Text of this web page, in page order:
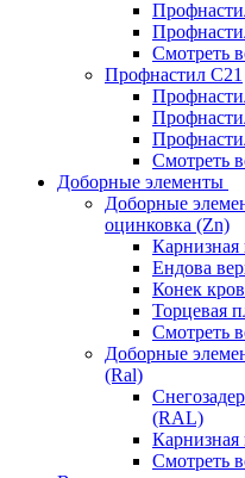
Смотреть
Профнастил C21
Смотреть
Доборные элементы
Доборные
оцинковка (Zn)
Карнизная
Ендова
Конек
Торцевая
Смотреть
Доборные
(Ral)
(RAL)
Смотреть